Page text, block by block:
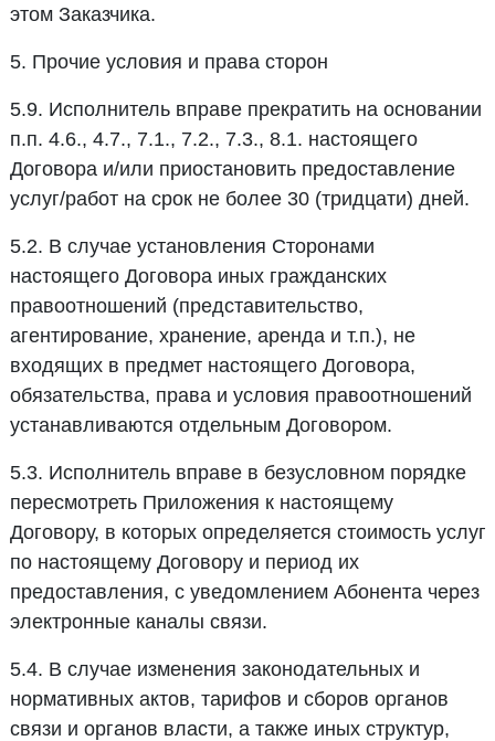
этом Заказчика.
5. Прочие условия и права сторон
5.9. Исполнитель вправе прекратить на основании
п.п. 4.6., 4.7., 7.1., 7.2., 7.3., 8.1. настоящего
Договора и/или приостановить предоставление
услуг/работ на срок не более 30 (тридцати) дней.
5.2. В случае установления Сторонами
настоящего Договора иных гражданских
правоотношений (представительство,
агентирование, хранение, аренда и т.п.), не
входящих в предмет настоящего Договора,
обязательства, права и условия правоотношений
устанавливаются отдельным Договором.
5.3. Исполнитель вправе в безусловном порядке
пересмотреть Приложения к настоящему
Договору, в которых определяется стоимость услуг
по настоящему Договору и период их
предоставления, с уведомлением Абонента через
электронные каналы связи.
5.4. В случае изменения законодательных и
нормативных актов, тарифов и сборов органов
связи и органов власти, а также иных структур,